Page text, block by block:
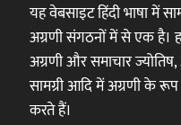
यह वेबसाइट हिंदी भाषा में
अग्रणी संगठनों में से एक है।
अग्रणी और समाचार
सामग्री आदि में अग्रणी के रूप
करते हैं।